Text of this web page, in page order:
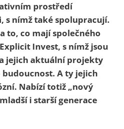
prostředí
s nímž také spolupracují.
to, co mají společného
Invest, s nímž jsou
jejich aktuální projekty
A ty jejich
Nabízí totiž „nový
i starší generace